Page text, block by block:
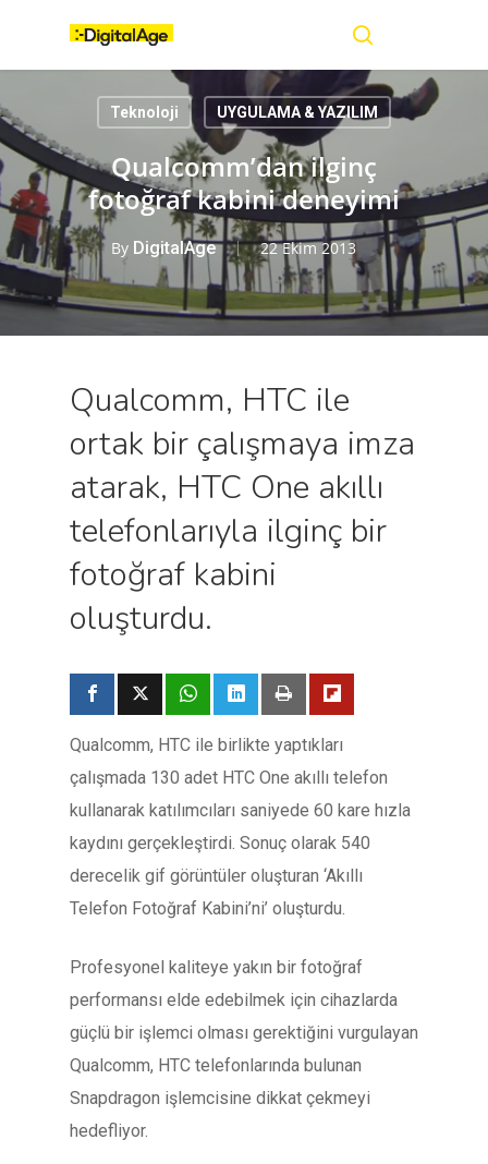
content
Teknoloji UYGULAMA & YAZILIM
Qualcomm’dan ilginç
fotoğraf kabini deneyimi
By DigitalAge 22 Ekim 2013
Qualcomm, HTC ile
ortak bir çalışmaya imza
atarak, HTC One akıllı
telefonlarıyla ilginç bir
fotoğraf kabini
oluşturdu.
Qualcomm, HTC ile birlikte yaptıkları
çalışmada 130 adet HTC One akıllı telefon
kullanarak katılımcıları saniyede 60 kare hızla
kaydını gerçekleştirdi. Sonuç olarak 540
derecelik gif görüntüler oluşturan ‘Akıllı
Telefon Fotoğraf Kabini’ni’ oluşturdu.
Profesyonel kaliteye yakın bir fotoğraf
performansı elde edebilmek için cihazlarda
güçlü bir işlemci olması gerektiğini vurgulayan
Qualcomm, HTC telefonlarında bulunan
Snapdragon işlemcisine dikkat çekmeyi
hedefliyor.